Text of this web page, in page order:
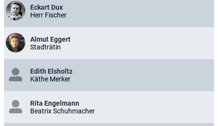
Eckart Dux
Herr Fischer
Almut Eggert
Stadträtin
Edith Elsholtz
Käthe Merker
Rita Engelmann
Beatrix Schuhmacher